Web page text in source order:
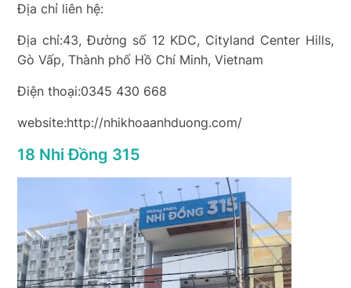
Địa chỉ liên hệ:
Địa chỉ:43, Đường số 12 KDC, Cityland Center Hills,
Gò Vấp, Thành phố Hồ Chí Minh, Vietnam
Điện thoại:0345 430 668
website:http://nhikhoaanhduong.com/
18 Nhi Đồng 315